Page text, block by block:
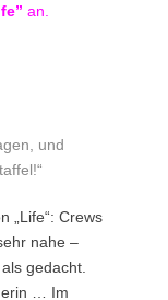
an.
und
„Life“: Crews
nahe –
gedacht.
… Im